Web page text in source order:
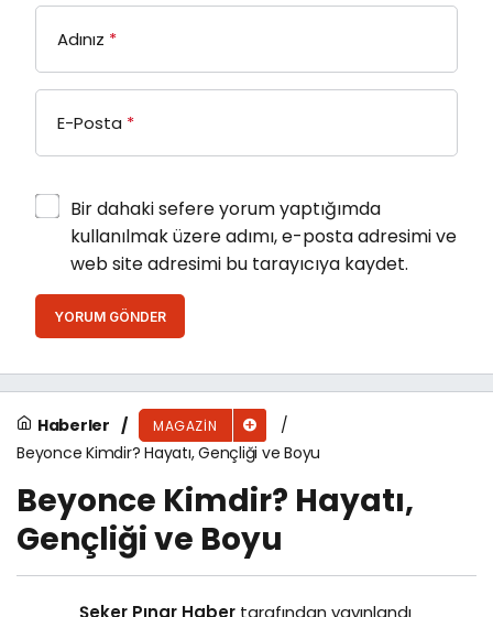
Adınız *
E-Posta *
Bir dahaki sefere yorum yaptığımda
kullanılmak üzere adımı, e-posta adresimi ve
web site adresimi bu tarayıcıya kaydet.
YORUM GÖNDER
Haberler MAGAZIN
Beyonce Kimdir? Hayatı, Gençliği ve Boyu
Beyonce Kimdir? Hayatı,
Gençliği ve Boyu
Şeker Pınar Haber tarafından yayınlandı